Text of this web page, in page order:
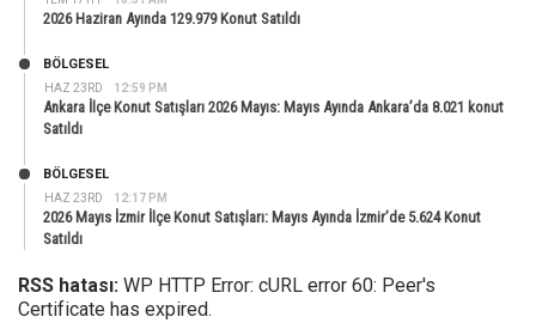
2026 Haziran Ayında 129.979 Konut Satıldı
HAZ 23RD 12:59 PM
BÖLGESEL
Ankara İlçe Konut Satışları 2026 Mayıs: Mayıs Ayında Ankara’da 8.021 konut
Satıldı
HAZ 23RD 12:17 PM
BÖLGESEL
2026 Mayıs İzmir İlçe Konut Satışları: Mayıs Ayında İzmir’de 5.624 Konut
Satıldı
RSS hatası: WP HTTP Error: cURL error 60: Peer's
Certificate has expired.